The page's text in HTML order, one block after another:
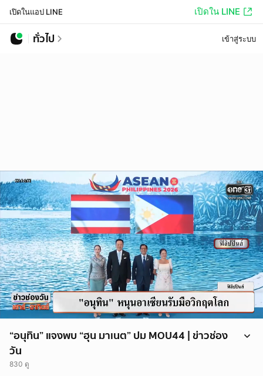
เปิดในแอป LINE เปิดใน LINE
ทั่วไป เข้าสู่ระบบ
“อนุทิน” แจงพบ “ฮุน มาเนต” ปม MOU44 | ข่าวช่อง
วัน
830 ดู